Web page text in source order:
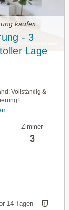
kaufen
- 3
Lage
Vollständig &
+
Zimmer
3
14 Tagen